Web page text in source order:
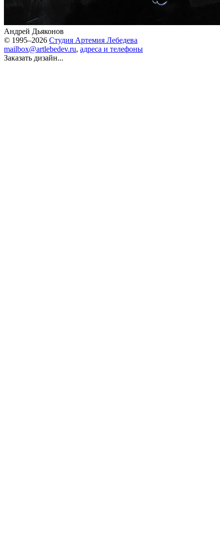
Андрей Дьяконов
© 1995–2026 Студия Артемия Лебедева
mailbox@artlebedev.ru, адреса и телефоны
Заказать дизайн...